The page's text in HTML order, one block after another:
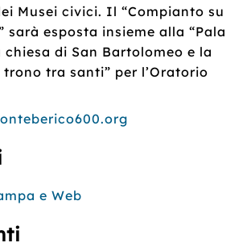
Musei civici. Il “Compianto su
sarà esposta insieme alla “Pala
chiesa di San Bartolomeo e la
trono tra santi” per l’Oratorio
e Web